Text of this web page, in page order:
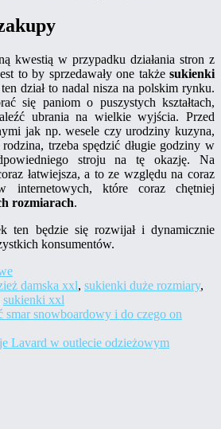
kwestią w przypadku działania stron z
to by sprzedawały one takżesukienki
dział to nadal nisza na polskim rynku.
się paniom o puszystych kształtach,
ubrania na wielkie wyjścia. Przed
jak np. wesele czy urodziny kuzyna,
trzeba spędzić długie godziny w
stroju na tę okazję. Na
łatwiejsza, a to ze względu na coraz
internetowych, które coraz chętniej
rozmiarach.
ten będzie się rozwijał i dynamicznie
konsumentów.
damska xxl, sukienki duże rozmiary,
sukienki xxl
smar snowboardowy i do czego on
Lavard w outlecie odzieżowym